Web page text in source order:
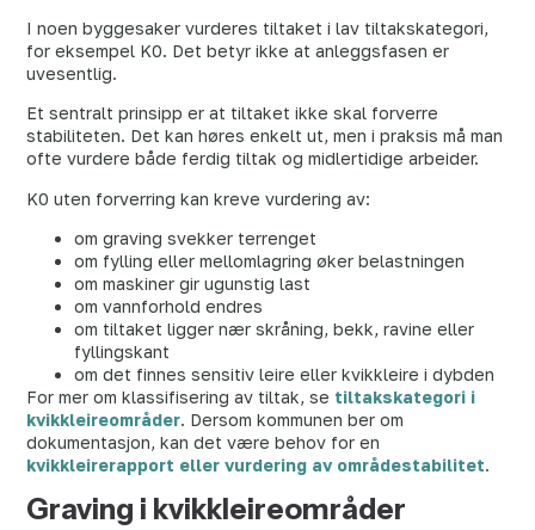
I noen byggesaker vurderes tiltaket i lav tiltakskategori,
for eksempel K0. Det betyr ikke at anleggsfasen er
uvesentlig.
Et sentralt prinsipp er at tiltaket ikke skal forverre
stabiliteten. Det kan høres enkelt ut, men i praksis må man
ofte vurdere både ferdig tiltak og midlertidige arbeider.
K0 uten forverring kan kreve vurdering av:
om graving svekker terrenget
om fylling eller mellomlagring øker belastningen
om maskiner gir ugunstig last
om vannforhold endres
om tiltaket ligger nær skråning, bekk, ravine eller
fyllingskant
om det finnes sensitiv leire eller kvikkleire i dybden
For mer om klassifisering av tiltak, se tiltakskategori i
kvikkleireområder. Dersom kommunen ber om
dokumentasjon, kan det være behov for en
kvikkleirerapport eller vurdering av områdestabilitet.
Graving i kvikkleireområder